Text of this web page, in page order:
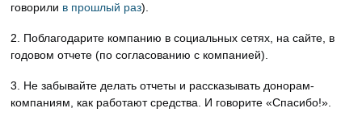
говорили в прошлый раз).
2. Поблагодарите компанию в социальных сетях, на сайте, в
годовом отчете (по согласованию с компанией).
3. Не забывайте делать отчеты и рассказывать донорам-
компаниям, как работают средства. И говорите «Спасибо!».